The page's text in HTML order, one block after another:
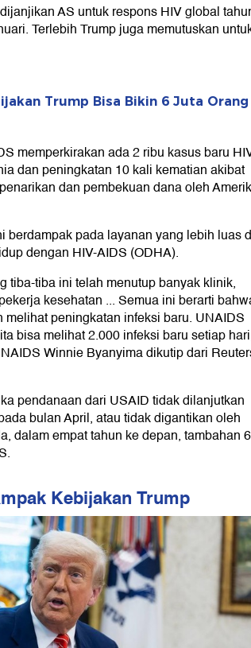
AS untuk respons HIV global
Terlebih Trump juga memutuskan
Trump Bisa Bikin 6 Juta Orang
memperkirakan ada 2 ribu kasus baru
dan peningkatan 10 kali kematian akibat
dan pembekuan dana oleh
berdampak pada layanan yang lebih luas
dengan HIV-AIDS (ODHA).
tiba-tiba ini telah menutup banyak klinik,
kesehatan ... Semua ini berarti
melihat peningkatan infeksi baru. UNAIDS
bisa melihat 2.000 infeksi baru setiap
Winnie Byanyima dikutip dari
pendanaan dari USAID tidak dilanjutkan
bulan April, atau tidak digantikan oleh
dalam empat tahun ke depan, tambahan
Kebijakan Trump